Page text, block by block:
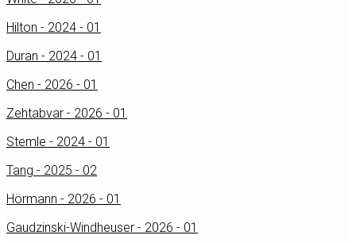
Hilton - 2024 - 01
Duran - 2024 - 01
Chen - 2026 - 01
Zehtabvar - 2026 - 01
Stemle - 2024 - 01
Tang - 2025 - 02
Hörmann - 2026 - 01
Gaudzinski-Windheuser - 2026 - 01